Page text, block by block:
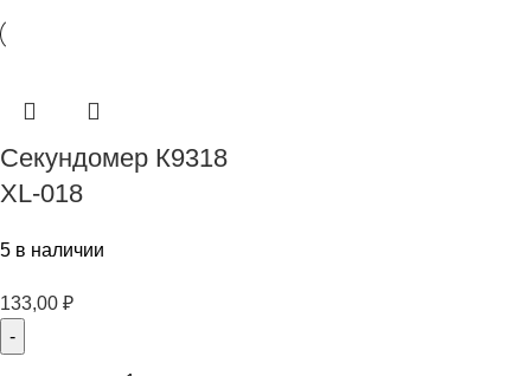
Секундомер К9318
XL-018
5 в наличии
133,00 ₽